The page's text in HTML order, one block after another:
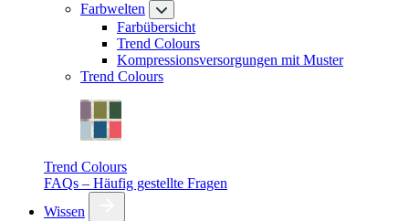
Farbwelten
Farbübersicht
Trend Colours
Kompressionsversorgungen mit Muster
Trend Colours
Trend Colours
FAQs – Häufig gestellte Fragen
Wissen